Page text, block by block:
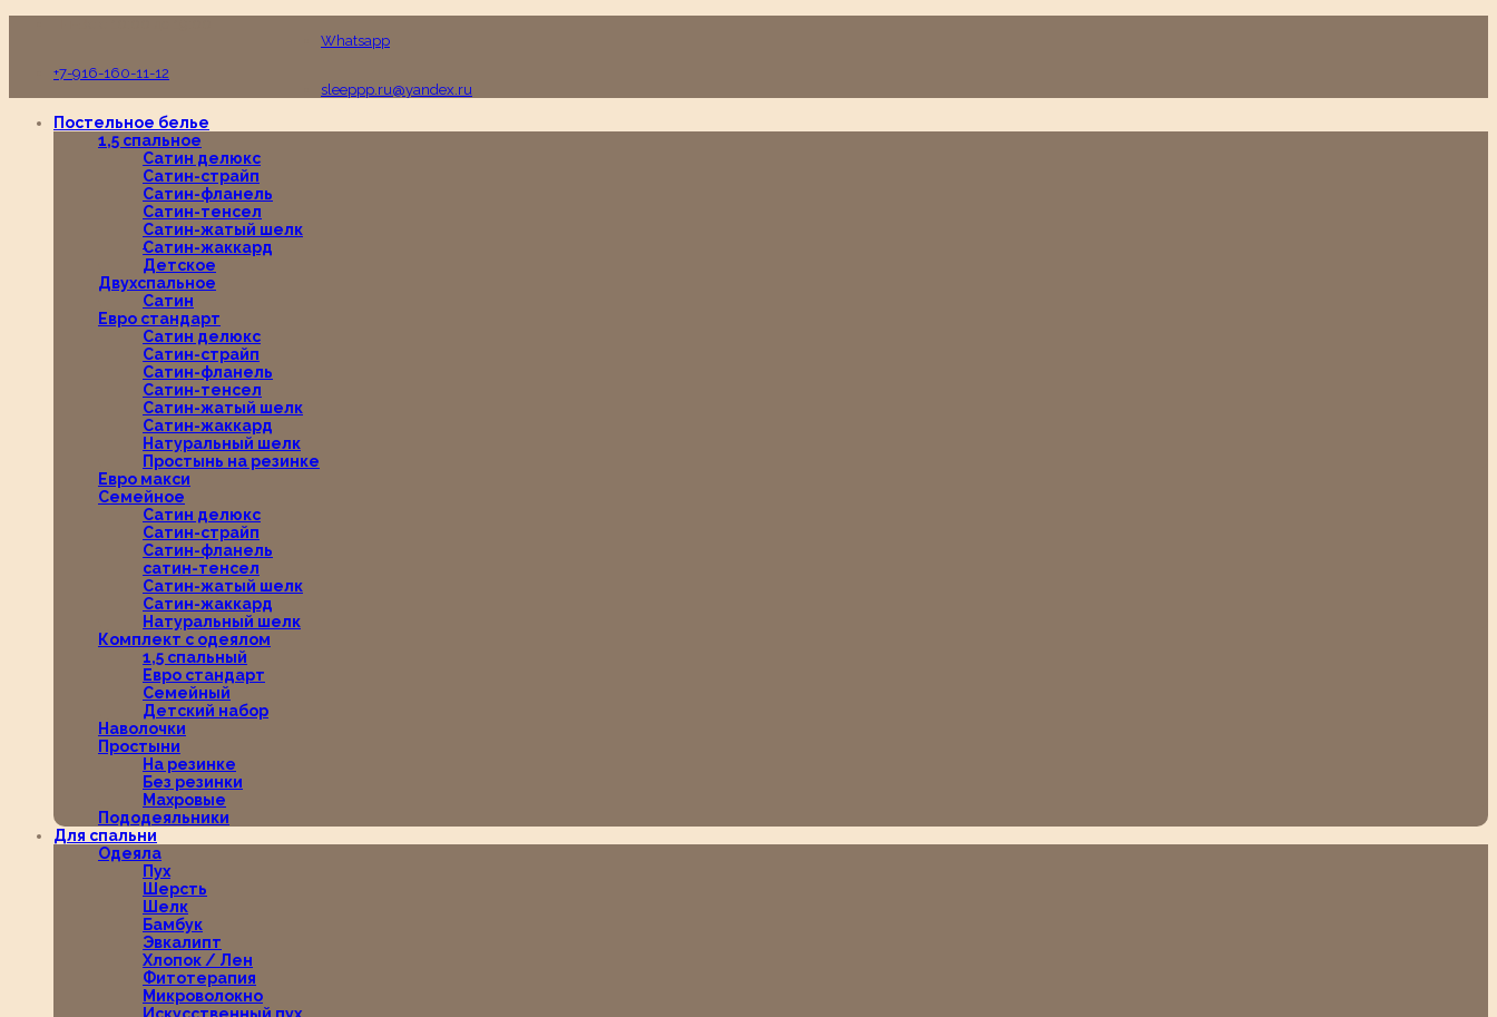
Whatsapp
+7-916-160-11-12
sleeppp.ru@yandex.ru
Постельное белье
1,5 спальное
Сатин делюкс
Сатин-страйп
Сатин-фланель
Сатин-тенсел
Сатин-жатый шелк
Сатин-жаккард
Детское
Двухспальное
Сатин
Евро стандарт
Сатин делюкс
Сатин-страйп
Сатин-фланель
Сатин-тенсел
Сатин-жатый шелк
Сатин-жаккард
Натуральный шелк
Простынь на резинке
Евро макси
Семейное
Сатин делюкс
Сатин-страйп
Сатин-фланель
сатин-тенсел
Сатин-жатый шелк
Сатин-жаккард
Натуральный шелк
Комплект с одеялом
1,5 спальный
Евро стандарт
Семейный
Детский набор
Наволочки
Простыни
На резинке
Без резинки
Махровые
Пододеяльники
Для спальни
Одеяла
Пух
Шерсть
Шелк
Бамбук
Эвкалипт
Хлопок / Лен
Фитотерапия
Микроволокно